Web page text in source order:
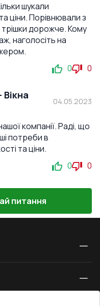
шукали
ціни. Порівнювали з
дорожче. Кому
наголосіть на
0 0
Вікна
04.05.2023
компанії. Раді, що
потреби в
та ціни.
0 0
питання